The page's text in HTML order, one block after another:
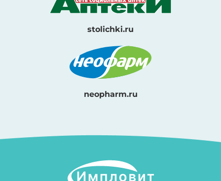
stolichki.ru
neopharm.ru